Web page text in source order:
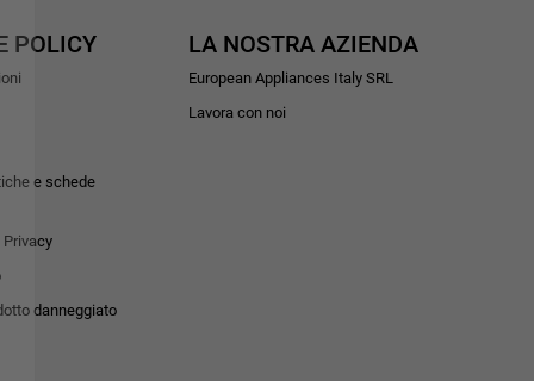
POLICY
e schede
danneggiato
LA NOSTRA AZIENDA
European Appliances Italy SRL
Lavora con noi